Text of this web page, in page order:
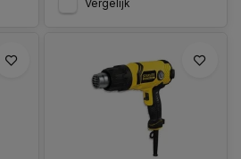
Vergelijk